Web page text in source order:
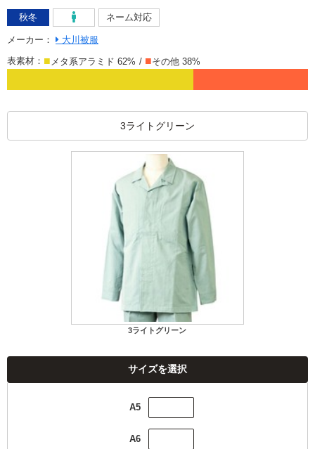
秋冬 ネーム対応
メーカー ：
大川被服
表素材：
メタ系アラミド 62% その他 38%
3ライトグリーン
3ライトグリーン
サイズを選択
A5
A6